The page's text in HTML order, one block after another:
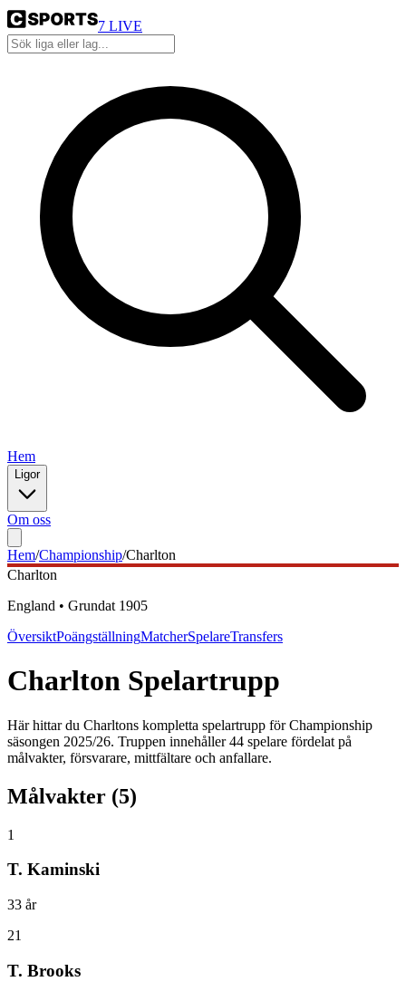
7 LIVE
Hem
Ligor
Om oss
Hem/Championship/Charlton
Charlton
England • Grundat 1905
ÖversiktPoängställningMatcherSpelareTransfers
Charlton Spelartrupp
Här hittar du Charltons kompletta spelartrupp förChampionship
säsongen 2025/26. Truppen innehåller44 spelare fördelat på
målvakter, försvarare, mittfältare och anfallare.
Målvakter (5)
1
T. Kaminski
33 år
21
T. Brooks